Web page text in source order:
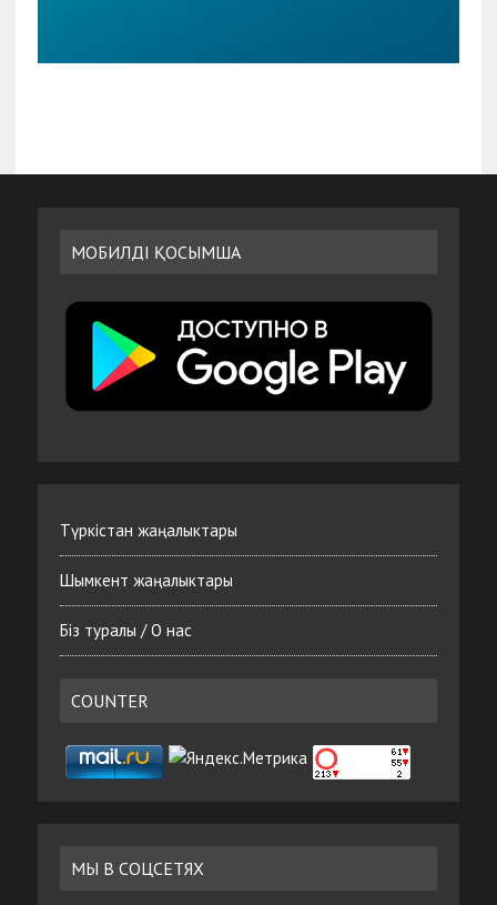
МОБИЛДІ ҚОСЫМША
Түркістан жаңалыктары
Шымкент жаңалыктары
Біз туралы / О нас
COUNTER
МЫ В СОЦСЕТЯХ